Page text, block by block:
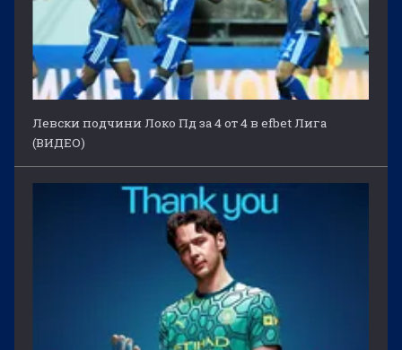
Левски подчини Локо Пд за 4 от 4 в efbet Лига
(ВИДЕО)